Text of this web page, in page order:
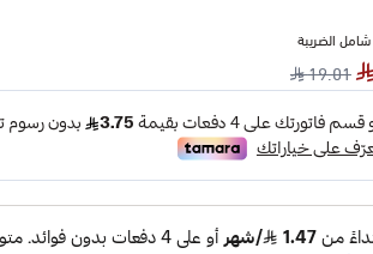
الضريبة
19.01